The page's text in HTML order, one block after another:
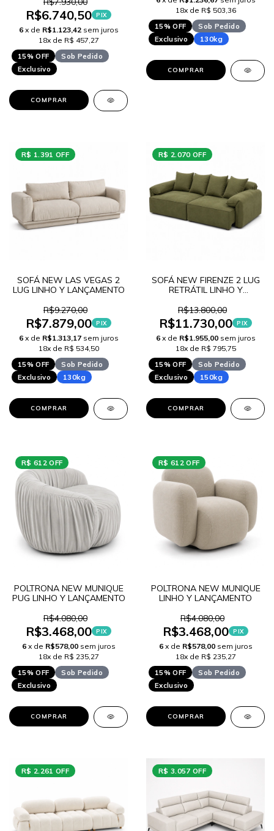
R$6.740,50 PIX
6 x de R$1.123,42 sem juros
18x de R$ 457,27
15% OFF
Sob Pedido
Exclusivo
COMPRAR
18x de R$ 503,36
15% OFF
Sob Pedido
Exclusivo
130kg
COMPRAR
R$ 1.391 OFF
SOFÁ NEW LAS VEGAS 2
LUG LINHO Y LANÇAMENTO
R$9.270,00
R$7.879,00 PIX
6 x de R$1.313,17 sem juros
18x de R$ 534,50
15% OFF
Sob Pedido
Exclusivo
130kg
COMPRAR
R$ 2.070 OFF
SOFÁ NEW FIRENZE 2 LUG
RETRÁTIL LINHO Y
R$13.800,00
R$11.730,00 PIX
6 x de R$1.955,00 sem juros
18x de R$ 795,75
15% OFF
Sob Pedido
Exclusivo
150kg
COMPRAR
R$ 612 OFF
POLTRONA NEW MUNIQUE
PUG LINHO Y LANÇAMENTO
R$4.080,00
R$3.468,00 PIX
6 x de R$578,00 sem juros
18x de R$ 235,27
15% OFF
Sob Pedido
Exclusivo
COMPRAR
R$ 612 OFF
POLTRONA NEW MUNIQUE
LINHO Y LANÇAMENTO
R$4.080,00
R$3.468,00 PIX
6 x de R$578,00 sem juros
18x de R$ 235,27
15% OFF
Sob Pedido
Exclusivo
COMPRAR
R$ 2.261 OFF R$ 3.057 OFF